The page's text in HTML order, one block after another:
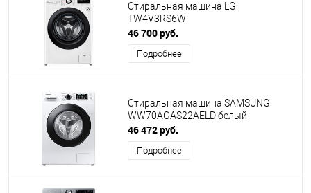
Стиральная машина LG
TW4V3RS6W
46 700 руб.
Подробнее
Стиральная машина SAMSUNG
WW70AGAS22AELD белый
46 472 руб.
Подробнее